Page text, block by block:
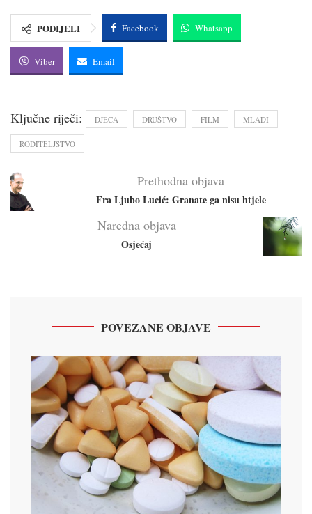
PODIJELI Facebook Whatsapp
Viber Email
Ključne riječi: DJECA DRUŠTVO FILM MLADI
RODITELJSTVO
Prethodna objava
Fra Ljubo Lucić: Granate ga nisu htjele
Naredna objava
Osjećaj
POVEZANE OBJAVE